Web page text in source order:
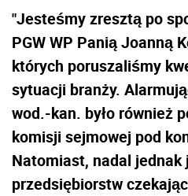
"Jesteśmy zresztą po
PGW WP Panią Joanną
których poruszaliśmy
sytuacji branży.
wod.-kan. było również
komisji sejmowej pod
Natomiast, nadal jednak
przedsiębiorstw